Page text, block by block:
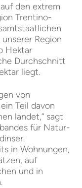
den extrem
Trentino-
Region
Hektar
Durchschnitt
liegt.
von
Teil davon
landet,“ sagt
für Natur-
in Wohnungen,
auf
und in